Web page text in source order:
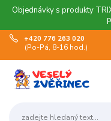
Objednávky s produkty
+420 776 263 020
(Po-Pá, 8-16 hod.)